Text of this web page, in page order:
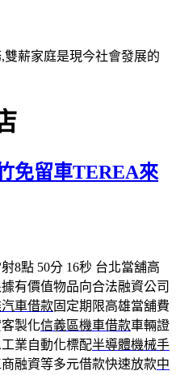
薪家庭是現今社會發展的
免留車TEREA來
8點 50分 16秒 台北當舖高
有價值物品向合法融資公司
車借款固定期限高雄當舖費
製化信義區機車借款車輛證
業自動化標配半導體機械手
融資等多元借款快速放款中